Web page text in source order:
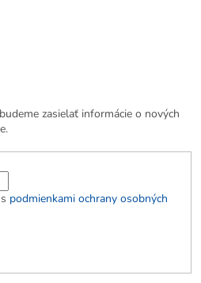
zasielať informácie o nových
podmienkami ochrany osobných